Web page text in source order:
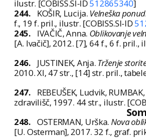
ilustr. [COBISS.SI-ID512865340]
244.
KOŠIR, Lucija. Velneška
f., 19 f. pril., ilustr. [COBISS.SI-ID
245.
IVAČIČ, Anna. Oblikovanje
[A. Ivačič], 2012. [7], 64 f., 6 f. pril.,
246. JUSTINEK, Anja. Trženje
2010. XI, 47 str., [14] str. pril.,
247. REBEUŠEK, Ludvik,
zdravilišč, 1997. 44 str., ilustr.
248. OSTERMAN, Urška. Nova
[U. Osterman], 2017. 32 f., graf.